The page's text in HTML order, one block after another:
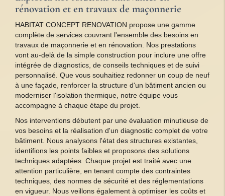
rénovation et en travaux de maçonnerie
HABITAT CONCEPT RENOVATION propose une gamme
complète de services couvrant l'ensemble des besoins en
travaux de maçonnerie et en rénovation. Nos prestations
vont au-delà de la simple construction pour inclure une offre
intégrée de diagnostics, de conseils techniques et de suivi
personnalisé. Que vous souhaitiez redonner un coup de neuf
à une façade, renforcer la structure d'un bâtiment ancien ou
moderniser l'isolation thermique, notre équipe vous
accompagne à chaque étape du projet.
Nos interventions débutent par une évaluation minutieuse de
vos besoins et la réalisation d'un diagnostic complet de votre
bâtiment. Nous analysons l'état des structures existantes,
identifions les points faibles et proposons des solutions
techniques adaptées. Chaque projet est traité avec une
attention particulière, en tenant compte des contraintes
techniques, des normes de sécurité et des réglementations
en vigueur. Nous veillons également à optimiser les coûts et